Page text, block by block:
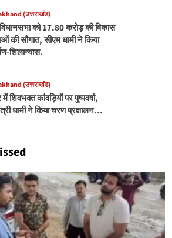
(उत्तराखंड)
को 17.80 करोड़ की विकास
की सौगात, सीएम धामी ने किया
शिलान्यास.
(उत्तराखंड)
में शिवभक्त कांवड़ियों पर पुष्पवर्षा,
धामी ने किया चरण प्रक्षालन…